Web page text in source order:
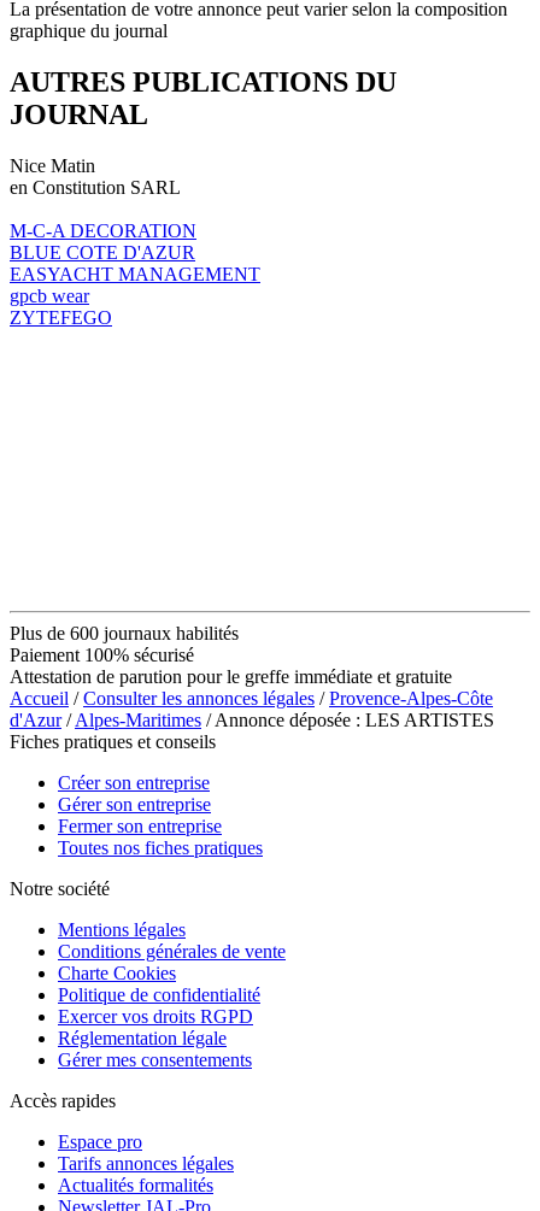
La présentation de votre annonce peut varier selon la composition
graphique du journal
AUTRES PUBLICATIONS DU
JOURNAL
Nice Matin
en Constitution SARL
M-C-A DECORATION
BLUE COTE D'AZUR
EASYACHT MANAGEMENT
gpcb wear
ZYTEFEGO
Plus de 600 journaux habilités
Paiement 100% sécurisé
Attestation de parution pour le greffe immédiate et gratuite
Accueil /Consulter les annonces légales /Provence-Alpes-Côte
d'Azur/Alpes-Maritimes / Annonce déposée : LES ARTISTES
Fiches pratiques et conseils
Créer son entreprise
Gérer son entreprise
Fermer son entreprise
Toutes nos fiches pratiques
Notre société
Mentions légales
Conditions générales de vente
Charte Cookies
Politique de confidentialité
Exercer vos droits RGPD
Réglementation légale
Gérer mes consentements
Accès rapides
Espace pro
Tarifs annonces légales
Actualités formalités
Newsletter JAL-Pro